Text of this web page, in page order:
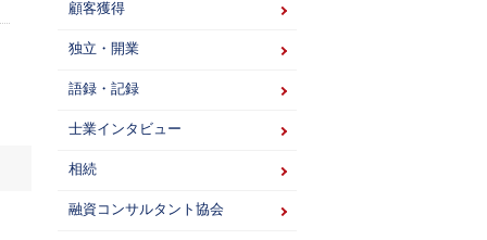
顧客獲得
独立・開業
語録・記録
士業インタビュー
相続
融資コンサルタント協会